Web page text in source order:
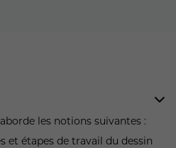
les notions suivantes :
et étapes de travail du dessin